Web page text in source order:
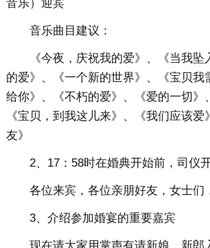
音乐）迎宾
音乐曲目建议：
《今夜，庆祝我的爱》、《当我
的爱》、《一个新的世界》、《宝贝我
给你》、《不朽的爱》、《爱的一切》
《宝贝，到我这儿来》、《我们应该爱
友》
2、17：58时在婚典开始前，司仪
各位来宾，各位亲朋好友，女士们
3、介绍参加婚宴的重要嘉宾